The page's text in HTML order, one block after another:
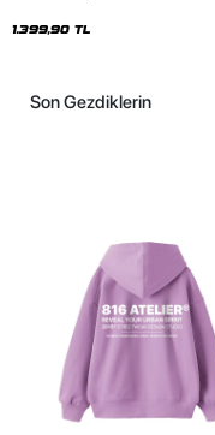
1.399,90 TL
Son Gezdiklerin